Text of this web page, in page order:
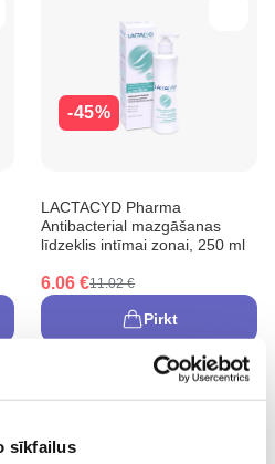
sīkfailus
-45%
LACTACYD Pharma
Antibacterial mazgāšanas
līdzeklis intīmai zonai, 250 ml
6.06 €11.02 €
Pirkt